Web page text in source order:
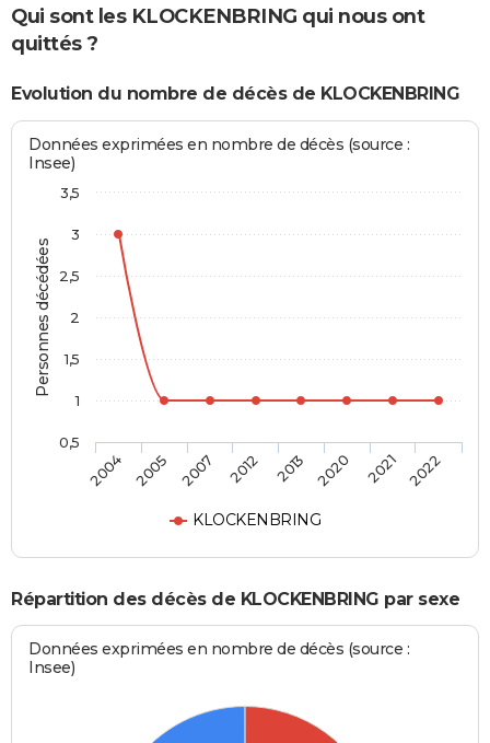
Qui sont les KLOCKENBRING qui nous ont
quittés ?
Evolution du nombre de décès de KLOCKENBRING
Personnes décédées
Données exprimées en nombre de décès (source :
Insee)
KLOCKENBRING
2004 2005 2007 2012 2013 2020 2021 2022
0,5
1
1,5
2
2,5
3
3,5
Répartition des décès de KLOCKENBRING par sexe
Données exprimées en nombre de décès (source :
Insee)